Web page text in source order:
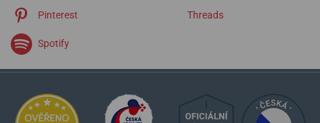
Pinterest Threads
Spotify